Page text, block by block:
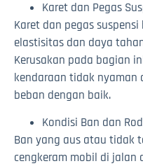
Karet dan Pegas
Karet dan pegas
elastisitas dan daya
Kerusakan pada bagian
kendaraan tidak
beban dengan baik.
Kondisi Ban dan
Ban yang aus atau tidak
cengkeram mobil di jalan